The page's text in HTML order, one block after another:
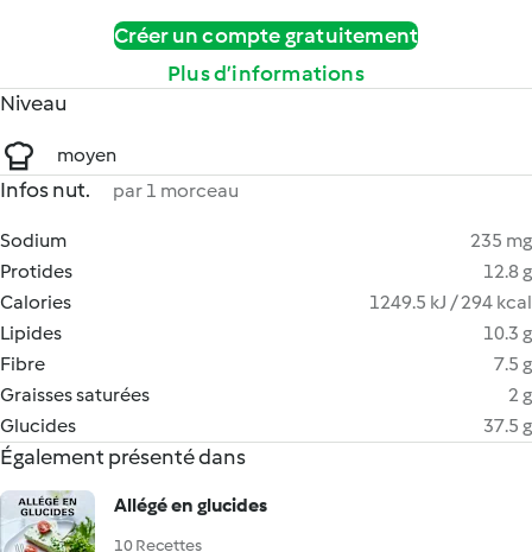
Créer un compte gratuitement
Plus d’informations
Niveau
moyen
Infos nut. par 1 morceau
Sodium
235 mg
Protides
12.8 g
Calories
1249.5 kJ / 294 kcal
Lipides
10.3 g
Fibre
7.5 g
Graisses saturées
2 g
Glucides
37.5 g
Également présenté dans
Allégé en glucides
10 Recettes